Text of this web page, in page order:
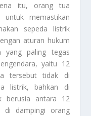
itu, orang tua
memastikan
sepeda listrik
aturan hukum
yang paling tegas
yaitu 12
tersebut tidak di
listrik, bahkan di
berusia antara 12
di dampingi orang